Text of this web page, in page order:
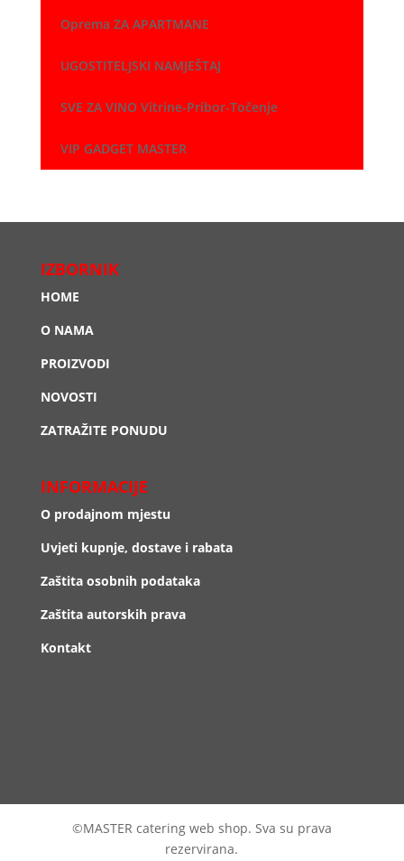
Oprema ZA APARTMANE
UGOSTITELJSKI NAMJEŠTAJ
SVE ZA VINO Vitrine-Pribor-Točenje
VIP GADGET MASTER
IZBORNIK
HOME
O NAMA
PROIZVODI
NOVOSTI
ZATRAŽITE PONUDU
INFORMACIJE
O prodajnom mjestu
Uvjeti kupnje, dostave i rabata
Zaštita osobnih podataka
Zaštita autorskih prava
Kontakt
©MASTER catering web shop. Sva su prava
rezervirana.